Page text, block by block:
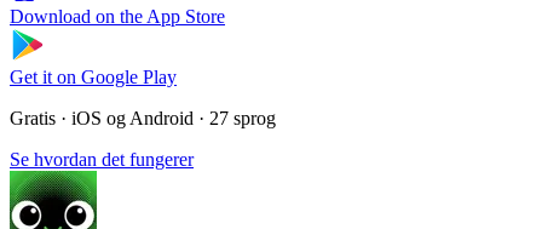
Download on the App Store
Get it on Google Play
Gratis · iOS og Android · 27 sprog
Se hvordan det fungerer